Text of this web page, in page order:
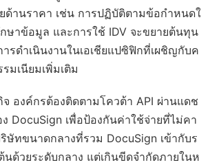
ด้านราคา เช่น การปฏิบัติตามข้อกำหนดใ
ษาข้อมูล และการใช้ IDV จะขยายต้นทุน
ารดำเนินงานในเอเชียแปซิฟิกที่เผชิญกับค
มเนียมเพิ่มเติม
องค์กรต้องติดตามโควต้า API ผ่านแดช
DocuSign เพื่อป้องกันค่าใช้จ่ายที่ไม่คา
ษัทขนาดกลางที่รวม DocuSign เข้ากับร
นด้วยระดับกลาง แต่เกินขีดจำกัดภายในห